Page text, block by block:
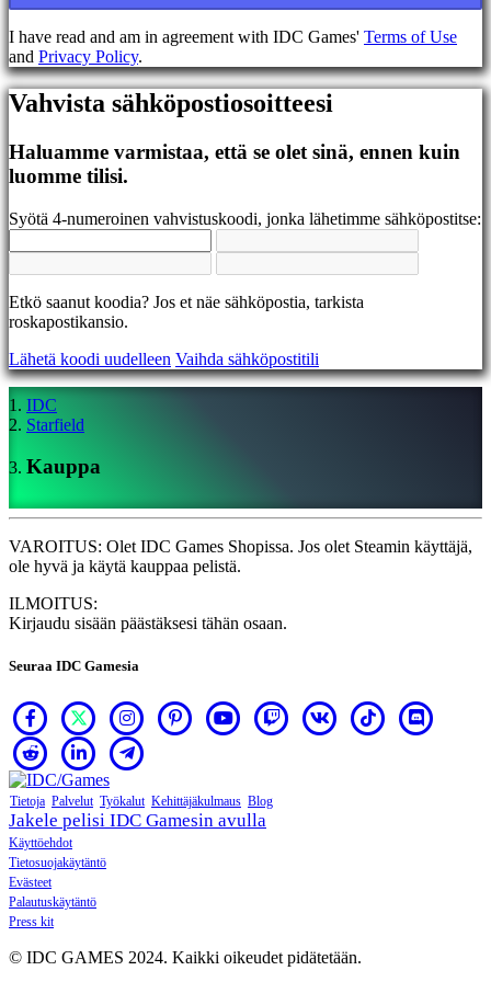
EL
EN
ES
FI
FR
HR
JA
KO
NL
PL
SR
SV
TR
UK
VI
ZH
Peli
Peli
Gameplay
Pelin
sisäiset
tapahtumat
Uutiset
Oppaat
I have read and am in agreement with IDC Games' Terms of Use
and Privacy Policy.
Vahvista sähköpostiosoitteesi
Haluamme varmistaa, että se olet sinä, ennen kuin
luomme tilisi.
Syötä 4-numeroinen vahvistuskoodi, jonka lähetimme sähköpostitse:
Etkö saanut koodia? Jos et näe sähköpostia, tarkista
roskapostikansio.
Lähetä koodi uudelleen Vaihda sähköpostitili
IDC
Starfield
Kauppa
VAROITUS: Olet IDC Games Shopissa. Jos olet Steamin käyttäjä,
ole hyvä ja käytä kauppaa pelistä.
ILMOITUS:
Kirjaudu sisään päästäksesi tähän osaan.
Seuraa IDC Gamesia
Tietoja Palvelut Työkalut Kehittäjäkulmaus Blog
Jakele pelisi IDC Gamesin avulla
Käyttöehdot
Tietosuojakäytäntö
Evästeet
Palautuskäytäntö
Press kit
© IDC GAMES 2024. Kaikki oikeudet pidätetään.